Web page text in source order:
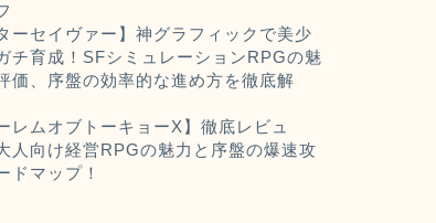
ーセイヴァー】神グラフィックで美少
チ育成！SFシミュレーションRPGの魅
価、序盤の効率的な進め方を徹底解
レムオブトーキョーX】徹底レビュ
人向け経営RPGの魅力と序盤の爆速攻
ドマップ！